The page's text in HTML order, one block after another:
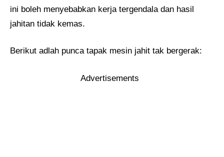
ini boleh menyebabkan kerja tergendala dan hasil
jahitan tidak kemas.
Berikut adlah punca tapak mesin jahit tak bergerak:
Advertisements